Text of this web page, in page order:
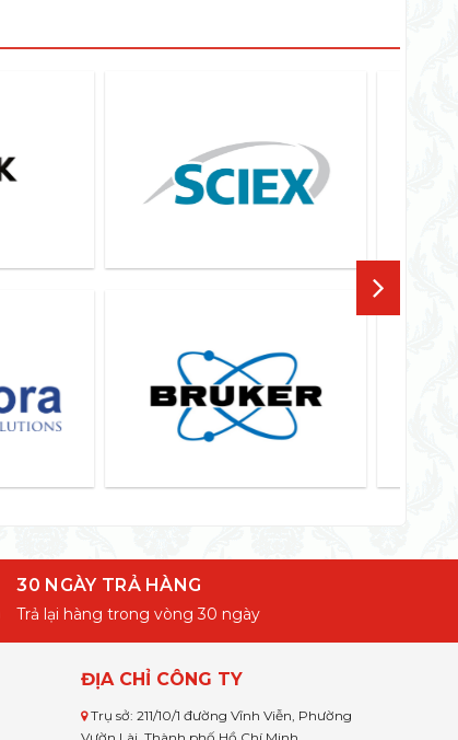
30 NGÀY TRẢ HÀNG
Trả lại hàng trong vòng 30 ngày
ĐỊA CHỈ CÔNG TY
Trụ sở: 211/10/1 đường Vĩnh Viễn, Phường